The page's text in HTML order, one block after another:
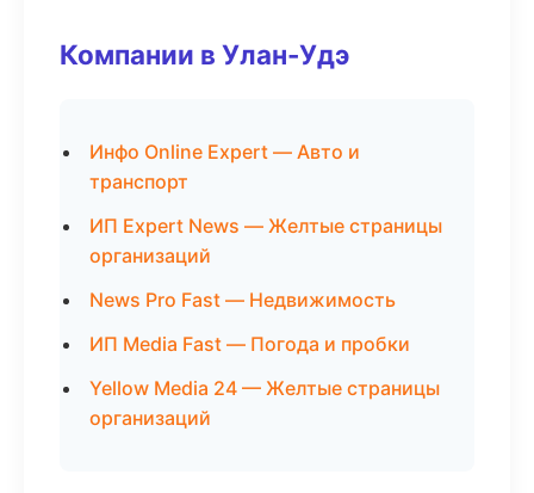
Компании в Улан-Удэ
Инфо Online Expert — Авто и
транспорт
ИП Expert News — Желтые страницы
организаций
News Pro Fast — Недвижимость
ИП Media Fast — Погода и пробки
Yellow Media 24 — Желтые страницы
организаций